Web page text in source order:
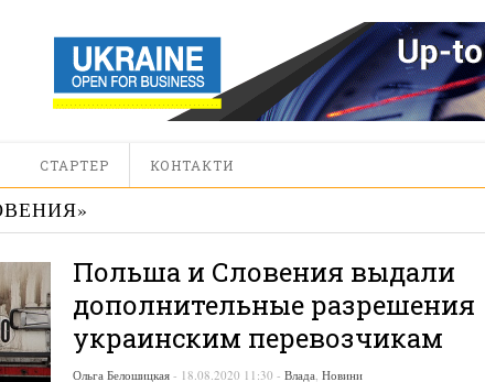
СТАРТЕР КОНТАКТИ
»
Польша и Словения выдали
дополнительные разрешения
украинским перевозчикам
Ольга Белошицкая - 18.08.2020 11:30 - Влада, Новини